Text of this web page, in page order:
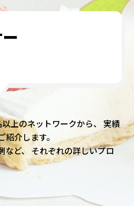
上のネットワークから、 実績
介します。
など、 それぞれの詳しいプロ